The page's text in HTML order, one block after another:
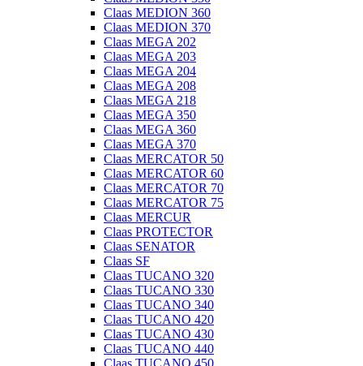
Claas MEDION 360
Claas MEDION 370
Claas MEGA 202
Claas MEGA 203
Claas MEGA 204
Claas MEGA 208
Claas MEGA 218
Claas MEGA 350
Claas MEGA 360
Claas MEGA 370
Claas MERCATOR 50
Claas MERCATOR 60
Claas MERCATOR 70
Claas MERCATOR 75
Claas MERCUR
Claas PROTECTOR
Claas SENATOR
Claas SF
Claas TUCANO 320
Claas TUCANO 330
Claas TUCANO 340
Claas TUCANO 420
Claas TUCANO 430
Claas TUCANO 440
Claas TUCANO 450